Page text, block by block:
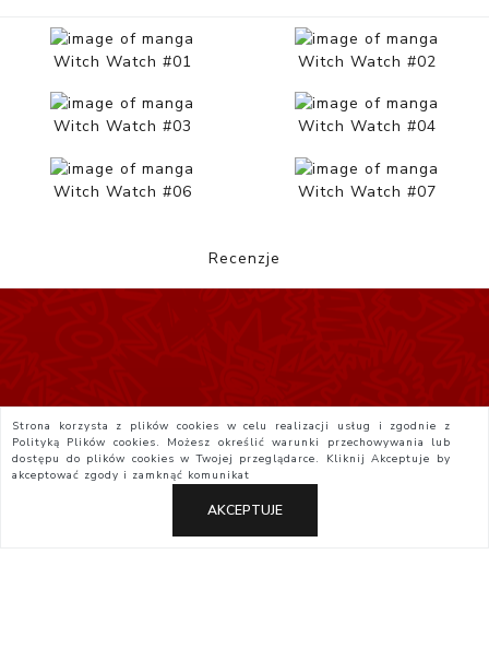
Witch Watch #01 Witch Watch #02
Witch Watch #03 Witch Watch #04
Witch Watch #06 Witch Watch #07
Recenzje
Strona korzysta z plików cookies w celu realizacji usług i zgodnie z
Polityką Plików cookies. Możesz określić warunki przechowywania lub
dostępu do plików cookies w Twojej przeglądarce. KliknijAkceptuje by
akceptować zgody i zamknąć komunikat
AKCEPTUJE